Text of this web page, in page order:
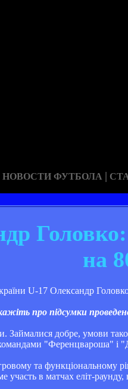
НОВОСТИ ФУТБОЛА |
на
U-17 Олександр
про підсумки
Займалися добре, умови
"Ференцвароша" і
та функціональному
участь в матчах еліт-